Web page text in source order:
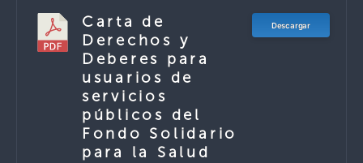
Carta de
Derechos y
Deberes para
usuarios de
servicios
públicos del
Fondo Solidario
para la Salud
Descargar